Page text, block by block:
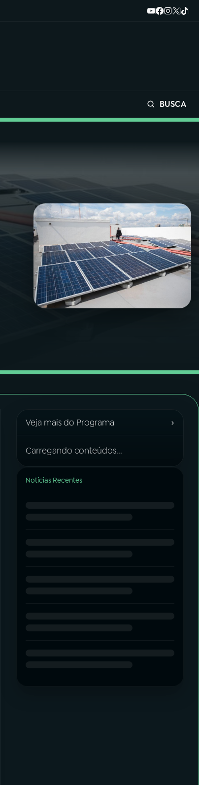
BUSCA
Veja mais do Programa ›
Carregando conteúdos...
Notícias Recentes